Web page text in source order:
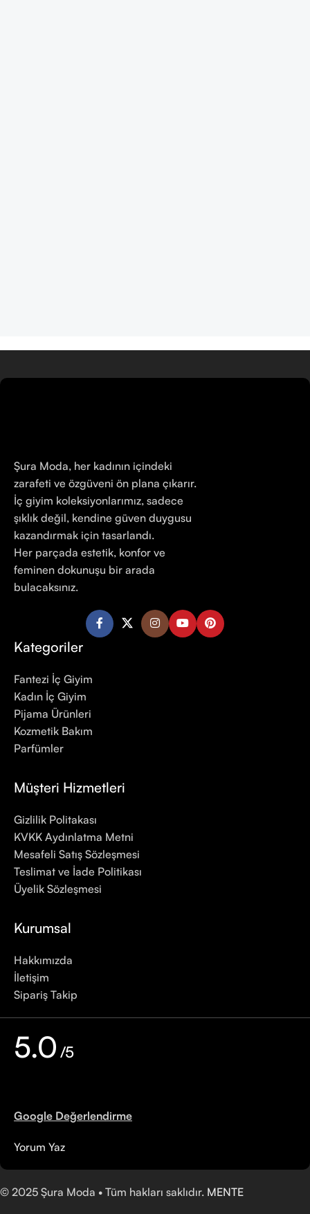
Şura Moda, her kadının içindeki
zarafeti ve özgüveni ön plana çıkarır.
İç giyim koleksiyonlarımız, sadece
şıklık değil, kendine güven duygusu
kazandırmak için tasarlandı.
Her parçada estetik, konfor ve
feminen dokunuşu bir arada
bulacaksınız.
Kategoriler
Fantezi İç Giyim
Kadın İç Giyim
Pijama Ürünleri
Kozmetik Bakım
Parfümler
Müşteri Hizmetleri
Gizlilik Politakası
KVKK Aydınlatma Metni
Mesafeli Satış Sözleşmesi
Teslimat ve İade Politikası
Üyelik Sözleşmesi
Kurumsal
Hakkımızda
İletişim
Sipariş Takip
5.0 /5
Google Değerlendirme
Yorum Yaz
© 2025 Şura Moda • Tüm hakları saklıdır. MENTE